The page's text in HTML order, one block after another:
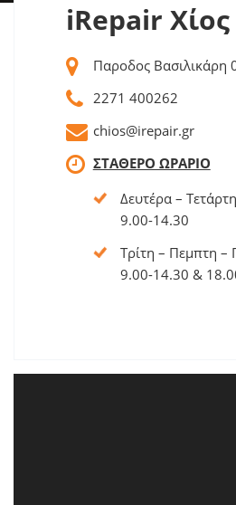
iRepair Χίος
Παροδος Βασιλικάρη
2271 400262
chios@irepair.gr
ΣΤΑΘΕΡΟ ΩΡΑΡΙΟ
Δευτέρα –
9.00-14.30
Τρίτη – Πεμπτη –
9.00-14.30 &